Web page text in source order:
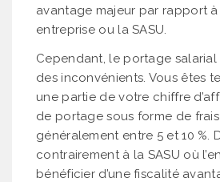
avantage majeur par rapport
entreprise ou la SASU.
Cependant, le portage salarial
des inconvénients. Vous êtes
une partie de votre chiffre
de portage sous forme de
généralement entre 5 et 10 %.
contrairement à la SASU où
bénéficier d’une fiscalité